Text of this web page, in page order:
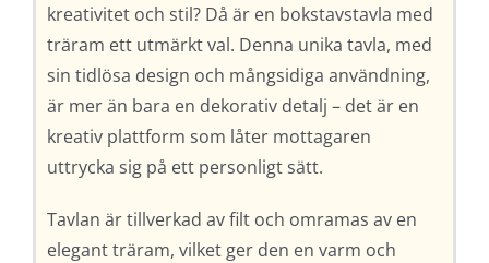
kreativitet och stil? Då är en bokstavstavla med
träram ett utmärkt val. Denna unika tavla, med
sin tidlösa design och mångsidiga användning,
är mer än bara en dekorativ detalj – det är en
kreativ plattform som låter mottagaren
uttrycka sig på ett personligt sätt.
Tavlan är tillverkad av filt och omramas av en
elegant träram, vilket ger den en varm och